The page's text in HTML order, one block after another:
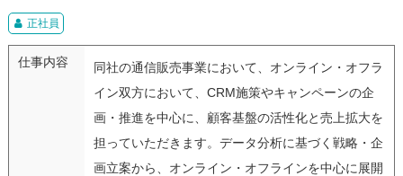
正社員
仕事内容
同社の通信販売事業において、オンライン・オフラ
イン双方において、CRM施策やキャンペーンの企
画・推進を中心に、顧客基盤の活性化と売上拡大を
担っていただきます。データ分析に基づく戦略・企
画立案から、オンライン・オフラインを中心に展開